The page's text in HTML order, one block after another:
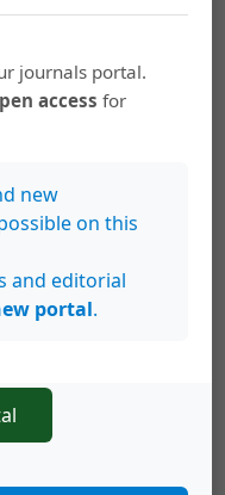
autor/a
,Métodos y
journals portal.
access for
new
on this
and editorial
portal.